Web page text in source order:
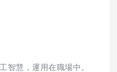
智慧，運用在職場中。